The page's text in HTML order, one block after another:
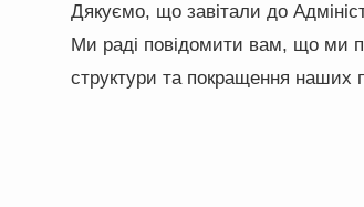
Дякуємо, що завітали до
Ми раді повідомити вам, що ми
структури та покращення наших